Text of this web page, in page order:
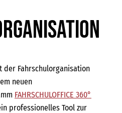
der Fahrschulorganisation
neuen
FAHRSCHULOFFICE 360°
professionelles Tool zur